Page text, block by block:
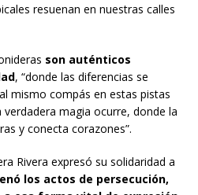
resuenan en nuestras calles
son auténticos
, “donde las diferencias se
mismo compás en estas pistas
magia ocurre, donde la
y conecta corazones”.
Rivera expresó su solidaridad a
los actos de persecución,